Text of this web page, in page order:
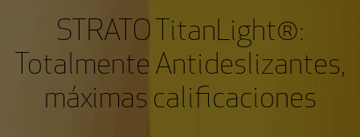
STRATO TitanLight®:
Totalmente Antideslizantes,
máximas calificaciones